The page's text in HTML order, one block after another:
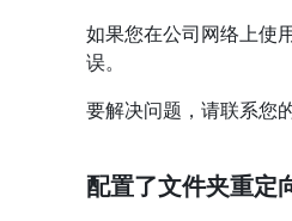
如果您在公司网络上使
误。
要解决问题，请联系您
配置了文件夹重定